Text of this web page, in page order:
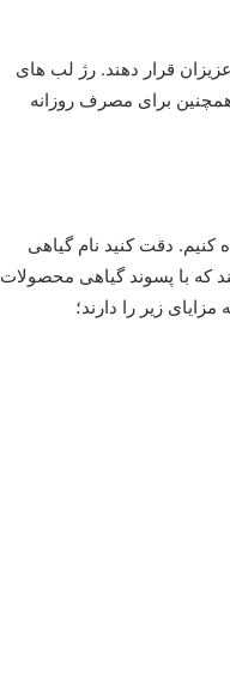
قرار دهند. رژ لب های
همچنین برای مصرف روزانه
کنیم. دقت کنید نام گیاهی
که با پسوند گیاهی محصولات
زیر را دارند؛